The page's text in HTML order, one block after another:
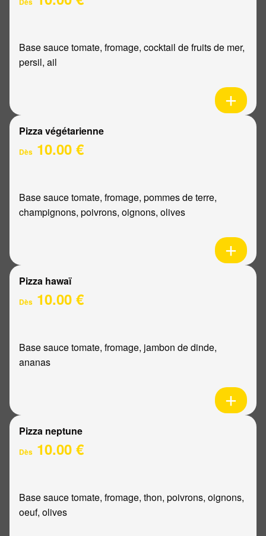
Base sauce tomate, fromage, cocktail de fruits de mer,
persil, ail
Pizza végétarienne
Dès 10.00 €
Base sauce tomate, fromage, pommes de terre,
champignons, poivrons, oignons, olives
Pizza hawaï
Dès 10.00 €
Base sauce tomate, fromage, jambon de dinde,
ananas
Pizza neptune
Dès 10.00 €
Base sauce tomate, fromage, thon, poivrons, oignons,
oeuf, olives